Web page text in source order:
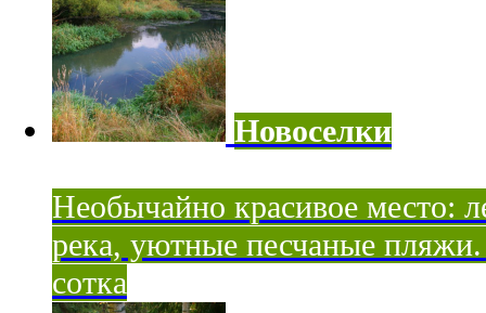
Новоселки
Необычайно красивое место:
река, уютные песчаные
сотка